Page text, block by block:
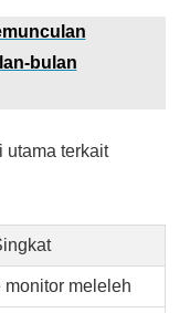
bulan
utama terkait
meleleh